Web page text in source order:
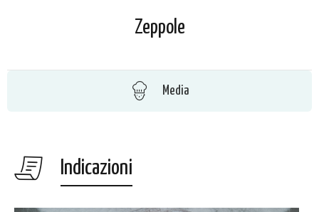
Zeppole
Media
Indicazioni